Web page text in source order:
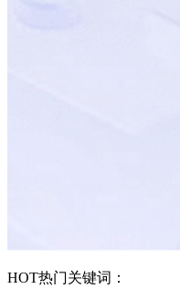
HOT热门关键词：